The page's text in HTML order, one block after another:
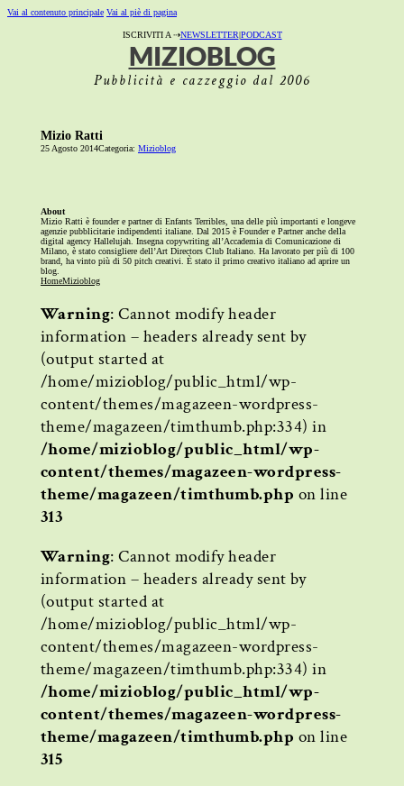
Vai al contenuto principale Vai al piè di pagina
ISCRIVITI A ⇢NEWSLETTER|PODCAST
MIZIOBLOG
Pubblicità e cazzeggio dal 2006
Mizio Ratti
25 Agosto 2014Categoria: Mizioblog
About
Mizio Ratti è founder e partner di Enfants Terribles, una delle più importanti e longeve
agenzie pubblicitarie indipendenti italiane. Dal 2015 è Founder e Partner anche della
digital agency Hallelujah. Insegna copywriting all’Accademia di Comunicazione di
Milano, è stato consigliere dell’Art Directors Club Italiano. Ha lavorato per più di 100
brand, ha vinto più di 50 pitch creativi. È stato il primo creativo italiano ad aprire un
blog.
HomeMizioblog
Warning: Cannot modify header
information – headers already sent by
(output started at
/home/mizioblog/public_html/wp-
content/themes/magazeen-wordpress-
theme/magazeen/timthumb.php:334) in
/home/mizioblog/public_html/wp-
content/themes/magazeen-wordpress-
theme/magazeen/timthumb.php on line
313
Warning: Cannot modify header
information – headers already sent by
(output started at
/home/mizioblog/public_html/wp-
content/themes/magazeen-wordpress-
theme/magazeen/timthumb.php:334) in
/home/mizioblog/public_html/wp-
content/themes/magazeen-wordpress-
theme/magazeen/timthumb.php on line
315